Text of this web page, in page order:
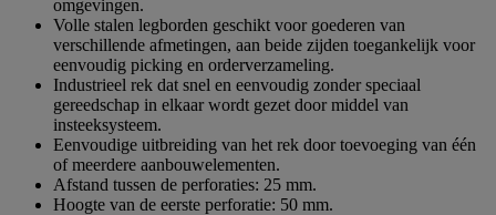
omgevingen.
Volle stalen legborden geschikt voor goederen van
verschillende afmetingen, aan beide zijden toegankelijk voor
eenvoudig picking en orderverzameling.
Industrieel rek dat snel en eenvoudig zonder speciaal
gereedschap in elkaar wordt gezet door middel van
insteeksysteem.
Eenvoudige uitbreiding van het rek door toevoeging van één
of meerdere aanbouwelementen.
Afstand tussen de perforaties: 25 mm.
Hoogte van de eerste perforatie: 50 mm.